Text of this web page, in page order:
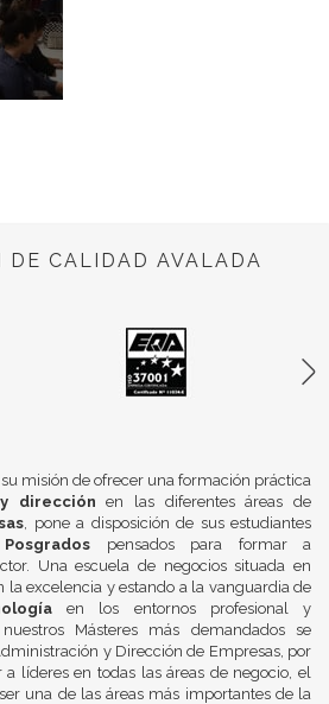
DE CALIDAD AVALADA
misión de ofrecer una formación práctica
dirección en las diferentes áreas de
, pone a disposición de sus estudiantes
pensados para formar a
Una escuela de negocios situada en
excelencia y estando a la vanguardia de
en los entornos profesional y
Másteres más demandados se
y Dirección de Empresas, por
líderes en todas las áreas de negocio, el
una de las áreas más importantes de la